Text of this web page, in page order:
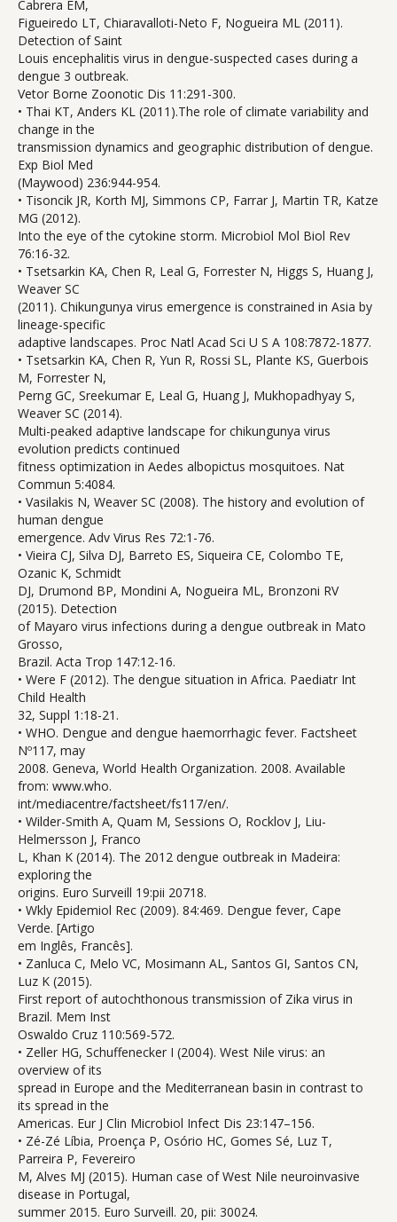
Cabrera EM,
Figueiredo LT, Chiaravalloti-Neto F, Nogueira ML (2011).
Detection of Saint
Louis encephalitis virus in dengue-suspected cases during a
dengue 3 outbreak.
Vetor Borne Zoonotic Dis 11:291-300.
• Thai KT, Anders KL (2011).The role of climate variability and
change in the
transmission dynamics and geographic distribution of dengue.
Exp Biol Med
(Maywood) 236:944-954.
• Tisoncik JR, Korth MJ, Simmons CP, Farrar J, Martin TR, Katze
MG (2012).
Into the eye of the cytokine storm. Microbiol Mol Biol Rev
76:16-32.
• Tsetsarkin KA, Chen R, Leal G, Forrester N, Higgs S, Huang J,
Weaver SC
(2011). Chikungunya virus emergence is constrained in Asia by
lineage-specific
adaptive landscapes. Proc Natl Acad Sci U S A 108:7872-1877.
• Tsetsarkin KA, Chen R, Yun R, Rossi SL, Plante KS, Guerbois
M, Forrester N,
Perng GC, Sreekumar E, Leal G, Huang J, Mukhopadhyay S,
Weaver SC (2014).
Multi-peaked adaptive landscape for chikungunya virus
evolution predicts continued
fitness optimization in Aedes albopictus mosquitoes. Nat
Commun 5:4084.
• Vasilakis N, Weaver SC (2008). The history and evolution of
human dengue
emergence. Adv Virus Res 72:1-76.
• Vieira CJ, Silva DJ, Barreto ES, Siqueira CE, Colombo TE,
Ozanic K, Schmidt
DJ, Drumond BP, Mondini A, Nogueira ML, Bronzoni RV
(2015). Detection
of Mayaro virus infections during a dengue outbreak in Mato
Grosso,
Brazil. Acta Trop 147:12-16.
• Were F (2012). The dengue situation in Africa. Paediatr Int
Child Health
32, Suppl 1:18-21.
• WHO. Dengue and dengue haemorrhagic fever. Factsheet
Nº117, may
2008. Geneva, World Health Organization. 2008. Available
from: www.who.
int/mediacentre/factsheet/fs117/en/.
• Wilder-Smith A, Quam M, Sessions O, Rocklov J, Liu-
Helmersson J, Franco
L, Khan K (2014). The 2012 dengue outbreak in Madeira:
exploring the
origins. Euro Surveill 19:pii 20718.
• Wkly Epidemiol Rec (2009). 84:469. Dengue fever, Cape
Verde. [Artigo
em Inglês, Francês].
• Zanluca C, Melo VC, Mosimann AL, Santos GI, Santos CN,
Luz K (2015).
First report of autochthonous transmission of Zika virus in
Brazil. Mem Inst
Oswaldo Cruz 110:569-572.
• Zeller HG, Schuffenecker I (2004). West Nile virus: an
overview of its
spread in Europe and the Mediterranean basin in contrast to
its spread in the
Americas. Eur J Clin Microbiol Infect Dis 23:147–156.
• Zé-Zé Líbia, Proença P, Osório HC, Gomes Sé, Luz T,
Parreira P, Fevereiro
M, Alves MJ (2015). Human case of West Nile neuroinvasive
disease in Portugal,
summer 2015. Euro Surveill. 20, pii: 30024.